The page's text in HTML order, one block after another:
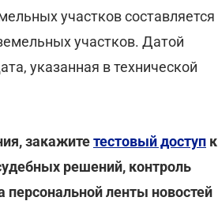
участков составляется
участков. Датой
указанная в технической
закажитетестовый доступ к
решений, контроль
персональной ленты новостей